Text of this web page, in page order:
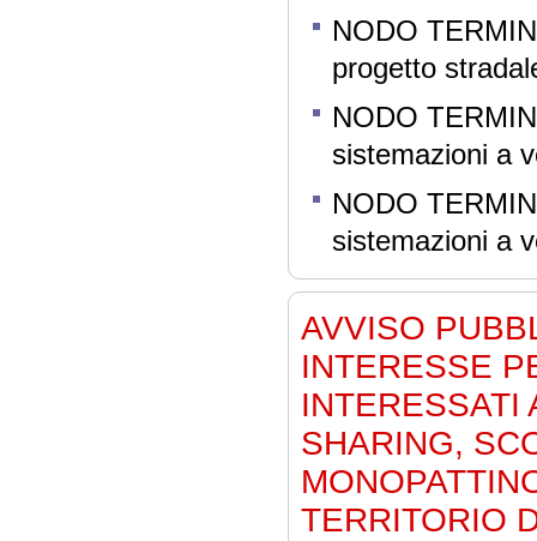
NODO
progetto
NODO
sistemazioni a
NODO
sistemazioni a
AVVISO
INTERESSE
INTERESSATI
SHARING,
TERRITORIO